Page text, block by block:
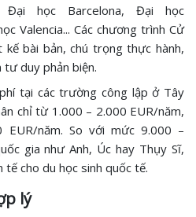
Đại học Barcelona, Đại học
Valencia... Các chương trình Cử
bài bản, chú trọng thực hành,
duy phản biện.
tại các trường công lập ở Tây
chỉ từ 1.000 – 2.000 EUR/năm,
năm. So với mức 9.000 –
gia như Anh, Úc hay Thụy Sĩ,
tế cho du học sinh quốc tế.
lý